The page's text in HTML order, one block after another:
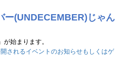
(UNDECEMBER)じゃん
始まります。
されるイベントのお知らせもしくはゲ